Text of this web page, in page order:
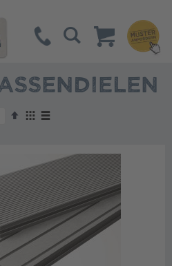
Suche
AbsteigendAnzeigen